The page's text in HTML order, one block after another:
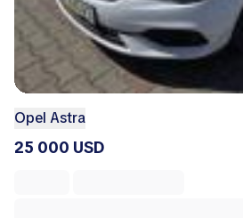
Opel Astra
25 000 USD